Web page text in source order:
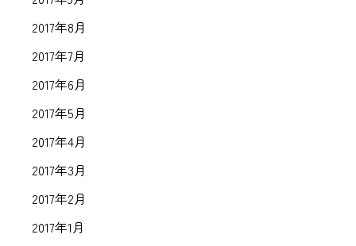
2017年8月
2017年7月
2017年6月
2017年5月
2017年4月
2017年3月
2017年2月
2017年1月